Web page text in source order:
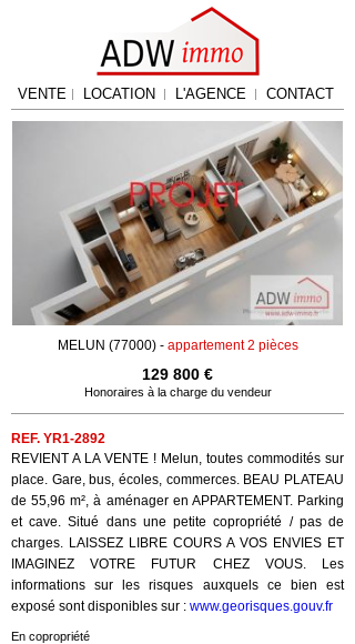
VENTE LOCATION L'AGENCE CONTACT
MELUN (77000) - appartement 2 pièces
129 800 €
Honoraires à la charge du vendeur
REF. YR1-2892
REVIENT A LA VENTE ! Melun, toutes commodités sur
place. Gare, bus, écoles, commerces. BEAU PLATEAU
de 55,96 m², à aménager en APPARTEMENT. Parking
et cave. Situé dans une petite copropriété / pas de
charges. LAISSEZ LIBRE COURS A VOS ENVIES ET
IMAGINEZ VOTRE FUTUR CHEZ VOUS. Les
informations sur les risques auxquels ce bien est
exposé sont disponibles sur : www.georisques.gouv.fr
En copropriété